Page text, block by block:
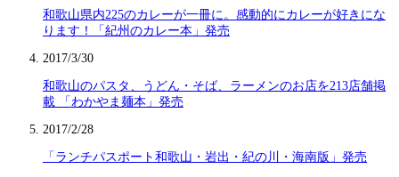
和歌山県内225のカレーが一冊に。感動的にカレーが好きにな
ります！「紀州のカレー本」発売
2017/3/30
和歌山のパスタ、うどん・そば、ラーメンのお店を213店舗掲
載 「わかやま麺本」発売
2017/2/28
「ランチパスポート和歌山・岩出・紀の川・海南版」発売